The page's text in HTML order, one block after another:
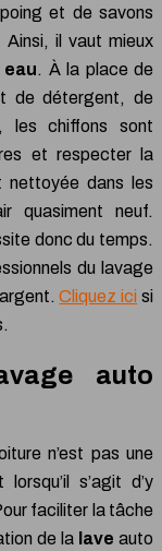
et de savons
Ainsi, il vaut mieux
eau. À la place de
de détergent, de
les chiffons sont
et respecter la
nettoyée dans les
quasiment neuf.
donc du temps.
du lavage
Cliquez ici si
auto
n’est pas une
s’agit d’y
faciliter la tâche
de la lave auto